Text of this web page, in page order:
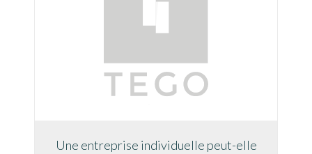
Une entreprise individuelle peut-elle